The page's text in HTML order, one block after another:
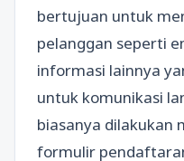
bertujuan untuk
pelanggan seperti
informasi lainnya
untuk komunikasi
biasanya dilakukan
formulir